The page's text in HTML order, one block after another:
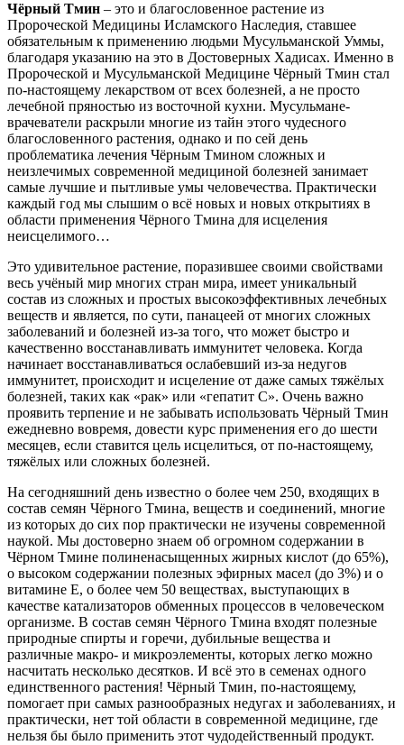
Чёрный Тмин – это и благословенное растение из
Пророческой Медицины Исламского Наследия, ставшее
обязательным к применению людьми Мусульманской Уммы,
благодаря указанию на это в Достоверных Хадисах. Именно в
Пророческой и Мусульманской Медицине Чёрный Тмин стал
по-настоящему лекарством от всех болезней, а не просто
лечебной пряностью из восточной кухни. Мусульмане-
врачеватели раскрыли многие из тайн этого чудесного
благословенного растения, однако и по сей день
проблематика лечения Чёрным Тмином сложных и
неизлечимых современной медициной болезней занимает
самые лучшие и пытливые умы человечества. Практически
каждый год мы слышим о всё новых и новых открытиях в
области применения Чёрного Тмина для исцеления
неисцелимого…
Это удивительное растение, поразившее своими свойствами
весь учёный мир многих стран мира, имеет уникальный
состав из сложных и простых высокоэффективных лечебных
веществ и является, по сути, панацеей от многих сложных
заболеваний и болезней из-за того, что может быстро и
качественно восстанавливать иммунитет человека. Когда
начинает восстанавливаться ослабевший из-за недугов
иммунитет, происходит и исцеление от даже самых тяжёлых
болезней, таких как «рак» или «гепатит С». Очень важно
проявить терпение и не забывать использовать Чёрный Тмин
ежедневно вовремя, довести курс применения его до шести
месяцев, если ставится цель исцелиться, от по-настоящему,
тяжёлых или сложных болезней.
На сегодняшний день известно о более чем 250, входящих в
состав семян Чёрного Тмина, веществ и соединений, многие
из которых до сих пор практически не изучены современной
наукой. Мы достоверно знаем об огромном содержании в
Чёрном Тмине полиненасыщенных жирных кислот (до 65%),
о высоком содержании полезных эфирных масел (до 3%) и о
витамине Е, о более чем 50 веществах, выступающих в
качестве катализаторов обменных процессов в человеческом
организме. В состав семян Чёрного Тмина входят полезные
природные спирты и горечи, дубильные вещества и
различные макро- и микроэлементы, которых легко можно
насчитать несколько десятков. И всё это в семенах одного
единственного растения! Чёрный Тмин, по-настоящему,
помогает при самых разнообразных недугах и заболеваниях, и
практически, нет той области в современной медицине, где
нельзя бы было применить этот чудодейственный продукт.